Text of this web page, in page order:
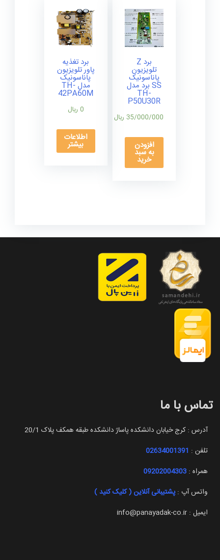
برد Z
تلویزیون
پاناسونیک
SS برد مدل
TH-
P50U30R
35/000/000 ریال
افزودن
به سبد
خرید
برد تغذیه
پاور تلویزیون
پاناسونیک
مدل TH-
42PA60M
0 ریال
اطلاعات
بیشتر
تماس با ما
آدرس : کرج خیابان دانشکده پاساژ دانشکده طبقه همکف پلاک 20/1
تلفن : 02634001391
همراه : 09202004303
واتس آپ : پشتیبانی آنلاین ( کلیک کنید )
ایمیل : info@panayadak-co.ir